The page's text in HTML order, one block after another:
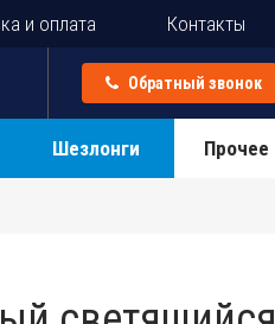
и оплата Контакты
Обратный звонок
Шезлонги Прочее